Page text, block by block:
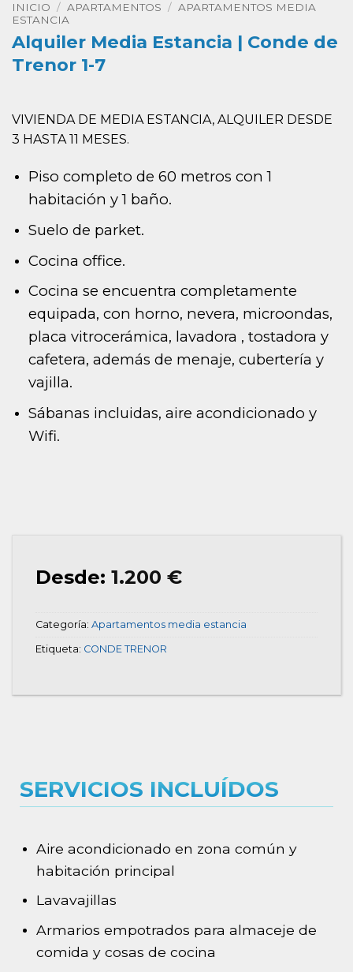
INICIO / APARTAMENTOS / APARTAMENTOS MEDIA
ESTANCIA
Alquiler Media Estancia | Conde de
Trenor 1-7
VIVIENDA DE MEDIA ESTANCIA, ALQUILER DESDE
3 HASTA 11 MESES.
Piso completo de 60 metros con 1
habitación y 1 baño.
Suelo de parket.
Cocina office.
Cocina se encuentra completamente
equipada, con horno, nevera, microondas,
placa vitrocerámica, lavadora , tostadora y
cafetera, además de menaje, cubertería y
vajilla.
Sábanas incluidas, aire acondicionado y
Wifi.
Desde: 1.200 €
Categoría: Apartamentos media estancia
Etiqueta: CONDE TRENOR
SERVICIOS INCLUÍDOS
Aire acondicionado en zona común y
habitación principal
Lavavajillas
Armarios empotrados para almaceje de
comida y cosas de cocina